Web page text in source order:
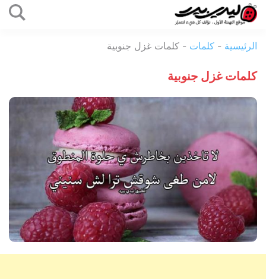
بيرد
الرئيسية - كلمات - كلمات غزل جنوبية
كلمات غزل جنوبية